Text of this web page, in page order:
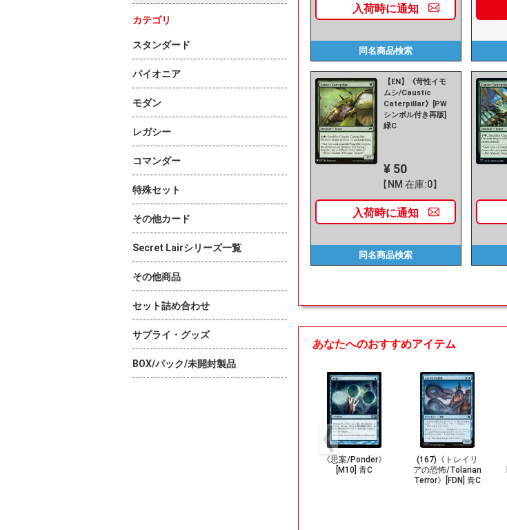
入荷時に通知
同名商品検索
【EN】《苛性イモ
ムシ/Caustic
Caterpillar》[PW
シンボル付き再版]
緑C
¥ 50
【NM 在庫:0】
入荷時に通知
同名商品検索
あなたへのおすすめアイテム
《思案/Ponder》
[M10] 青C
(167)《トレイリ
アの恐怖/Tolarian
Terror》[FDN] 青C